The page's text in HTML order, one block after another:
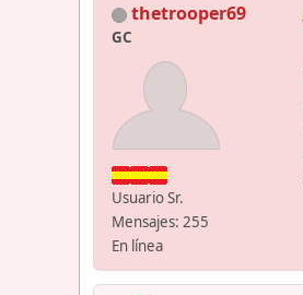
thetrooper69
GC
Usuario Sr.
Mensajes: 255
En línea